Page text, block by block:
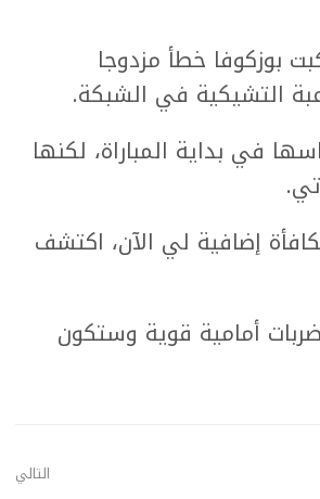
بوزكوفا خطأ مزدوجا
التشيكية في الشبكة.
في بداية المباراة، لكنها
إضافية لي الآن، اكتشف
أمامية قوية وستكون
التالي